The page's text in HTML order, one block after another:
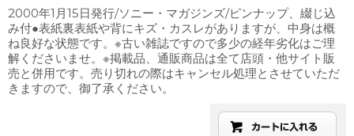
2000年1月15日発行/ソニー・マガジンズ/ピンナップ、綴じ込
み付●表紙裏表紙や背にキズ・カスレがありますが、中身は概
ね良好な状態です。※古い雑誌ですので多少の経年劣化はご理
解くださいませ。※掲載品、通販商品は全て店頭・他サイト販
売と併用です。売り切れの際はキャンセル処理とさせていただ
きますので、御了承ください。